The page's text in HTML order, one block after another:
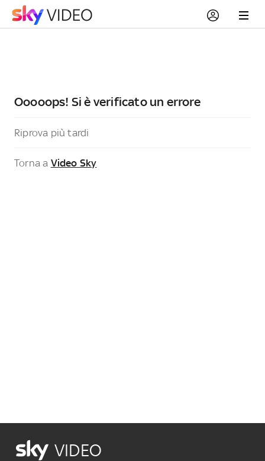
Ooooops! Si è verificato un errore
Riprova più tardi
Torna a Video Sky
VIDEO